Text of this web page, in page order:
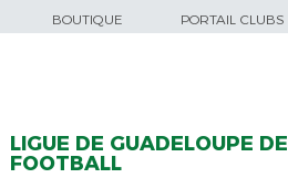
BOUTIQUE PORTAIL CLUBS
LIGUE DE GUADELOUPE DE
FOOTBALL